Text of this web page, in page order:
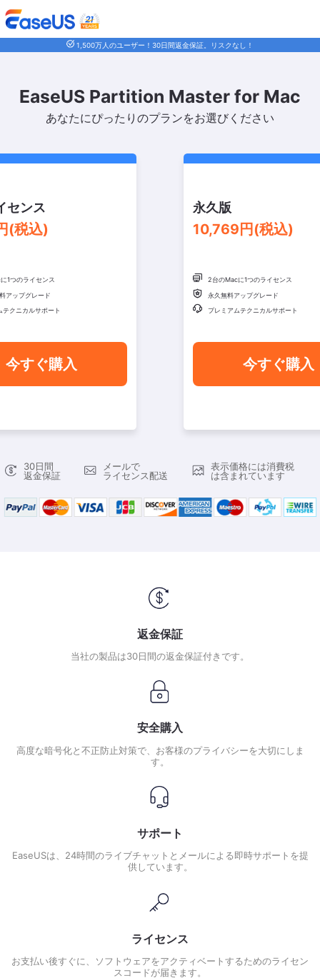
1,500万人のユーザー！30日間返金保証。リスクなし！
EaseUS Partition Master for Mac
あなたにぴったりのプランをお選びください
センス
(税込)
1つのライセンス
アップグレード
テクニカルサポート
今すぐ購入
永久版
10,769円(税込)
 2台のMacに1つのライセンス
 永久無料アップグレード
 プレミアムテクニカルサポート
今すぐ購入
30日間
返金保証
メールで
ライセンス配送
表示価格には消費税
は含まれています
返金保証
当社の製品は30日間の返金保証付きです。
安全購入
高度な暗号化と不正防止対策で、お客様のプライバシーを大切にしま
す。
サポート
EaseUSは、24時間のライブチャットとメールによる即時サポートを提
供しています。
ライセンス
お支払い後すぐに、ソフトウェアをアクティベートするためのライセン
スコードが届きます。